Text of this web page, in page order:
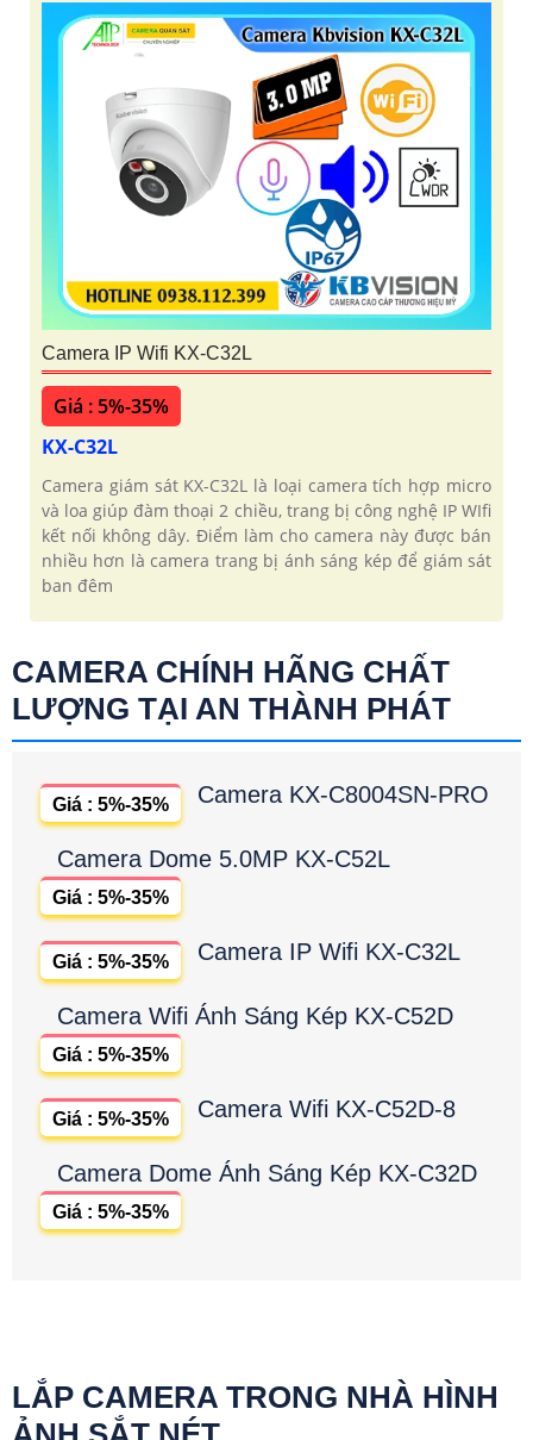
Camera IP Wifi KX-C32L
Giá : 5%-35%
KX-C32L
Camera giám sát KX-C32L là loại camera tích hợp micro
và loa giúp đàm thoại 2 chiều, trang bị công nghệ IP WIfi
kết nối không dây. Điểm làm cho camera này được bán
nhiều hơn là camera trang bị ánh sáng kép để giám sát
ban đêm
CAMERA CHÍNH HÃNG CHẤT
LƯỢNG TẠI AN THÀNH PHÁT
Camera KX-C8004SN-PRO
Giá : 5%-35%
Camera Dome 5.0MP KX-C52L
Giá : 5%-35%
Camera IP Wifi KX-C32L
Giá : 5%-35%
Camera Wifi Ánh Sáng Kép KX-C52D
Giá : 5%-35%
Camera Wifi KX-C52D-8
Giá : 5%-35%
Camera Dome Ánh Sáng Kép KX-C32D
Giá : 5%-35%
LẮP CAMERA TRONG NHÀ HÌNH